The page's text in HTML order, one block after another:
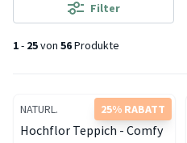
1- 25von 56Produkte
Filter
25% RABATT
NATURL.
Hochflor Teppich - Comfy